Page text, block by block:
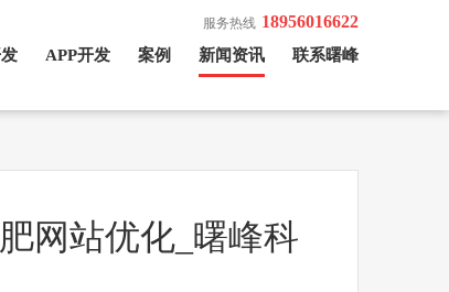
APP开发 案例 新闻资讯 联系曙峰
服务热线 18956016622
网站优化_曙峰科